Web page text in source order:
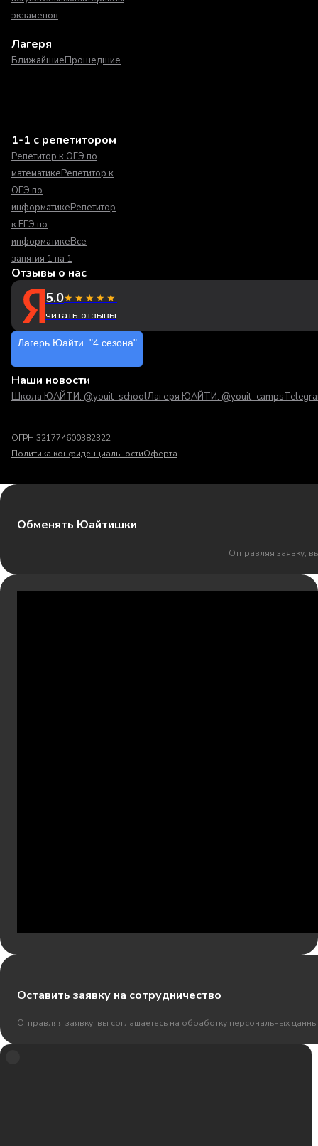
экзаменов
Лагеря
БлижайшиеПрошедшие
1-1 с репетитором
Репетитор к ОГЭ по
математикеРепетитор к
ОГЭ по
информатикеРепетитор
к ЕГЭ по
информатикеВсе
занятия 1 на 1
Отзывы о нас
5.0★★★★★
читать отзывы
Лагерь Юайти. "4 сезона"
Наши новости
Школа ЮАЙТИ: @youit_schoolЛагеря ЮАЙТИ: @youit_camps
ОГРН 321774600382322
Политика конфиденциальностиОферта
Обменять Юайтишки
Отправляя заявку,
Оставить заявку на сотрудничество
Отправляя заявку, вы соглашаетесь на обработку персональных